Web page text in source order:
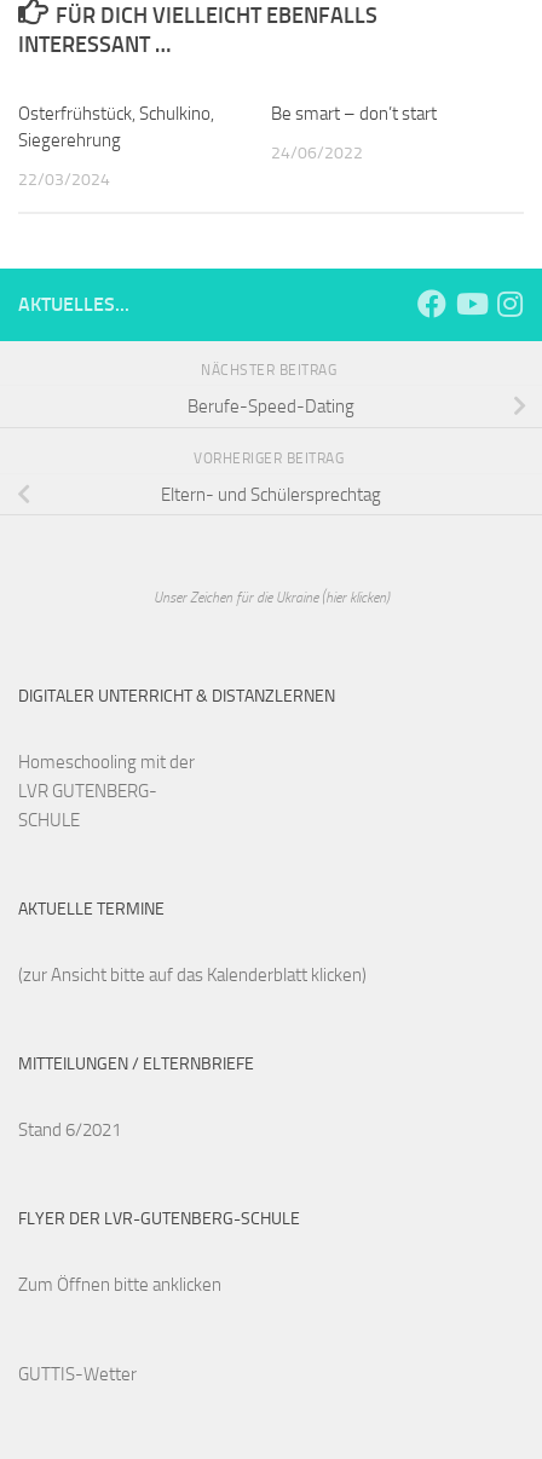
FÜR DICH VIELLEICHT EBENFALLS
INTERESSANT …
Osterfrühstück, Schulkino,
Siegerehrung
22/03/2024
Be smart – don’t start
24/06/2022
AKTUELLES...
NÄCHSTER BEITRAG
Berufe-Speed-Dating
VORHERIGER BEITRAG
Eltern- und Schülersprechtag
Unser Zeichen für die Ukraine (hier klicken)
DIGITALER UNTERRICHT & DISTANZLERNEN
Homeschooling mit der
LVR GUTENBERG-
SCHULE
AKTUELLE TERMINE
(zur Ansicht bitte auf das Kalenderblatt klicken)
MITTEILUNGEN / ELTERNBRIEFE
Stand 6/2021
FLYER DER LVR-GUTENBERG-SCHULE
Zum Öffnen bitte anklicken
GUTTIS-Wetter